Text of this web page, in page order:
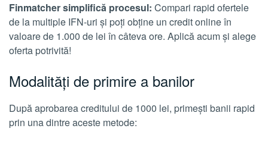
Finmatcher simplifică procesul: Compari rapid ofertele
de la multiple IFN-uri și poți obține un credit online în
valoare de 1.000 de lei în câteva ore. Aplică acum și alege
oferta potrivită!
Modalități de primire a banilor
După aprobarea creditului de 1000 lei, primești banii rapid
prin una dintre aceste metode: